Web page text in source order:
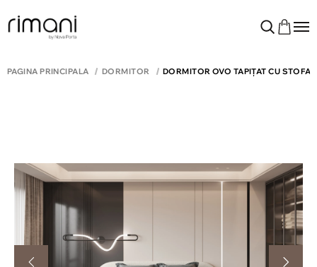
PAGINA PRINCIPALĂ DORMITOR DORMITOR OVO TAPIȚAT CU STOFĂ